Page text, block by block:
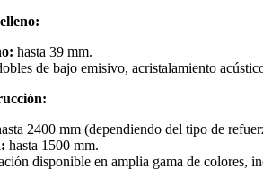
hasta 39 mm.
de bajo emisivo, acristalamiento
2400 mm (dependiendo del tipo de
hasta 1500 mm.
disponible en amplia gama de colores,